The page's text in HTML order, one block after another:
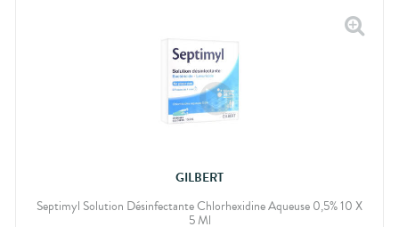
GILBERT
Septimyl Solution Désinfectante Chlorhexidine Aqueuse 0,5% 10 X
5 Ml